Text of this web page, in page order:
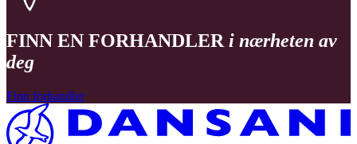
FINN EN FORHANDLER i nærheten av
deg
Finn forhandler